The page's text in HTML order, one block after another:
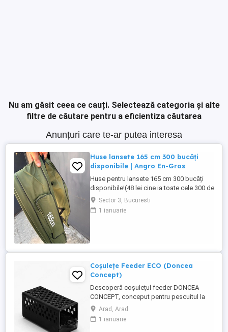
Nu am găsit ceea ce cauți. Selectează categoria și alte
filtre de căutare pentru a eficientiza căutarea
Anunțuri care te-ar putea interesa
Huse lansete 165 cm 300 bucăți
disponibile | Angro En-Gros
Huse pentru lansete 165 cm 300 bucăți
disponibile!(48 lei cine ia toate cele 300 de
bucăți ) Huse rezistente, cu
compartimente multiple și buzunare
pentru accesorii. Ideale pentru pescuit la
Sector 3, Bucuresti
1 ianuarie
Coșulețe Feeder ECO (Doncea
Concept)
Descoperă coșulețul feeder DONCEA
CONCEPT, conceput pentru pescuitul la
feeder și realizat în România. Fabricat din
plastic rezistent, acesta este proiectat
pentru o utilizare practică și eficientă la
Arad, Arad
1 ianuarie